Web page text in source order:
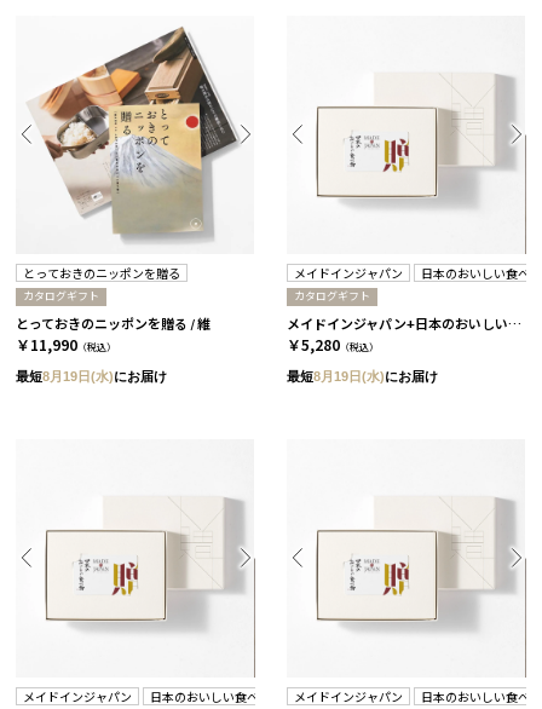
とっておきのニッポンを贈る
カタログギフト
とっておきのニッポンを贈る / 維
￥11,990 （税込）
最短8月19日(水)にお届け
メイドインジャパン 日本のおいしい食べ物
カタログギフト
メイドインジャパン+日本のおいしい食べ物 / C MJ08＋蓮
￥5,280 （税込）
最短8月19日(水)にお届け
メイドインジャパン 日本のおいしい食べ物 メイドインジャパン 日本のおいしい食べ物